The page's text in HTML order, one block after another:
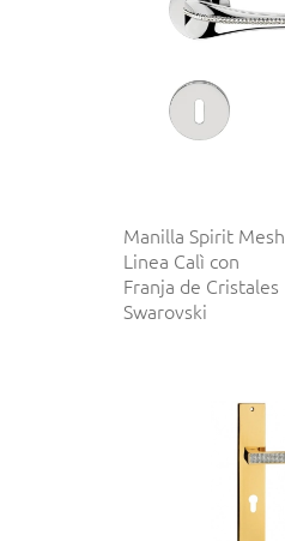
Manilla Spirit Mesh
Linea Calì con
Franja de Cristales
Swarovski